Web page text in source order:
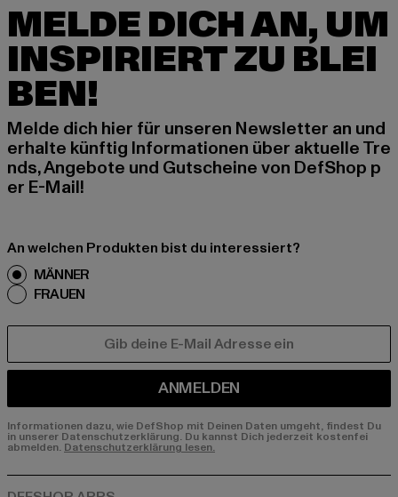
MELDE DICH AN, UM
INSPIRIERT ZU BLEI
BEN!
Melde dich hier für unseren Newsletter an und
erhalte künftig Informationen über aktuelle Tre
nds, Angebote und Gutscheine von DefShop p
er E-Mail!
An welchen Produkten bist du interessiert?
MÄNNER
FRAUEN
ANMELDEN
Informationen dazu, wie DefShop mit Deinen Daten umgeht, findest Du
in unserer Datenschutzerklärung. Du kannst Dich jederzeit kostenfei
abmelden.Datenschutzerklärung lesen.